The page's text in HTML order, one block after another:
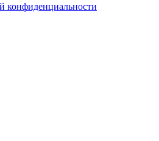
конфиденциальности